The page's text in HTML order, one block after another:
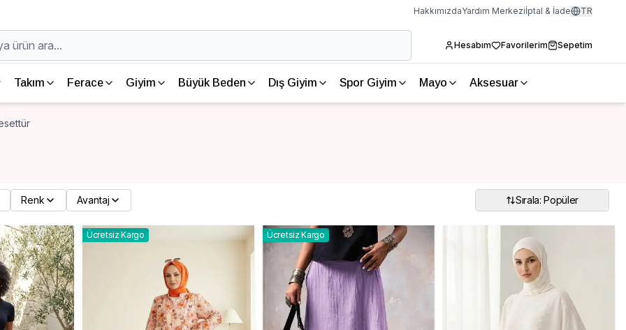
HakkımızdaYardım Merkeziİptal & İade TR
Hesabım Favorilerim Sepetim
Takım Ferace Giyim Büyük Beden Dış Giyim Spor Giyim Mayo Aksesuar
Renk Avantaj Sırala: Popüler
Ücretsiz Kargo Ücretsiz Kargo